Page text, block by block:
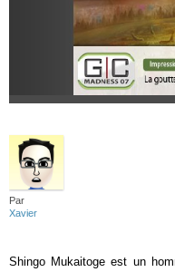
Par
Xavier
Shingo Mukaitoge est un